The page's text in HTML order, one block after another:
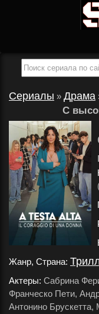
Сериалы » Драма
С
Жанр, Страна:
Актеры: Сабрина
Франческо Пети,
Антонино